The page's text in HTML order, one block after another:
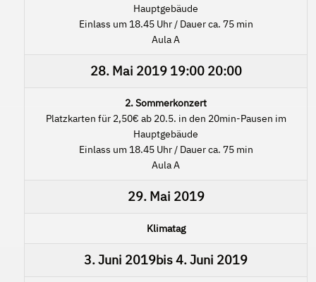
Hauptgebäude
Einlass um 18.45 Uhr / Dauer ca. 75 min
Aula A
28. Mai 201919:00 20:00
2. Sommerkonzert
Platzkarten für 2,50€ ab 20.5. in den 20min-Pausen im
Hauptgebäude
Einlass um 18.45 Uhr / Dauer ca. 75 min
Aula A
29. Mai 2019
Klimatag
3. Juni 2019bis4. Juni 2019